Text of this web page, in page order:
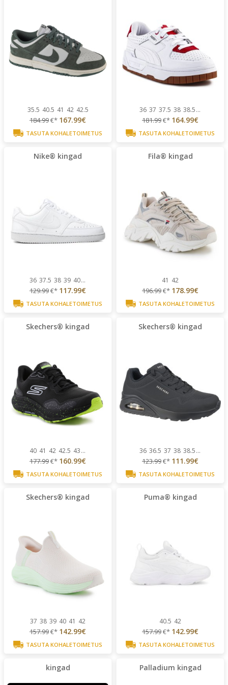
35.5 40.5 41 42 42.5
184.99€* 167.99€
TASUTA KOHALETOIMETUS
36 37 37.5 38 38.5...
181.99€* 164.99€
TASUTA KOHALETOIMETUS
Nike® kingad
36 37.5 38 39 40...
129.99€* 117.99€
TASUTA KOHALETOIMETUS
Fila® kingad
41 42
196.99€* 178.99€
TASUTA KOHALETOIMETUS
Skechers® kingad
40 41 42 42.5 43...
177.99€* 160.99€
TASUTA KOHALETOIMETUS
Skechers® kingad
36 36.5 37 38 38.5...
123.99€* 111.99€
TASUTA KOHALETOIMETUS
Skechers® kingad
37 38 39 40 41 42
157.99€* 142.99€
TASUTA KOHALETOIMETUS
Puma® kingad
40.5 42
157.99€* 142.99€
TASUTA KOHALETOIMETUS
kingad Palladium kingad